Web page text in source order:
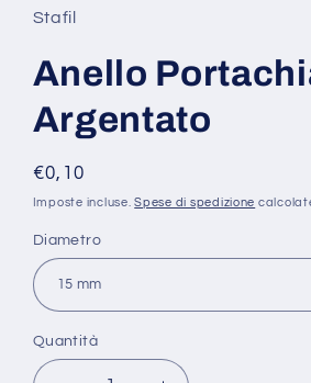
1
in
modale
Stafil
Anello
Argentato
Prezzo
di
€0,10
Imposte incluse.Spese di spedizione
Diametro
Quantità
Quantità